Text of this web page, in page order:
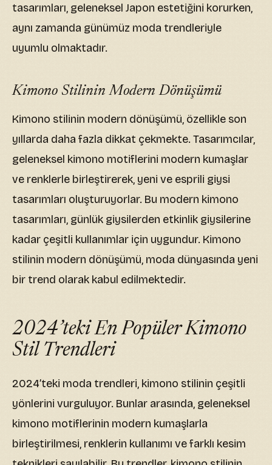
tasarımları, geleneksel Japon estetiğini korurken,
aynı zamanda günümüz moda trendleriyle
uyumlu olmaktadır.
Kimono Stilinin Modern Dönüşümü
Kimono stilinin modern dönüşümü, özellikle son
yıllarda daha fazla dikkat çekmekte. Tasarımcılar,
geleneksel kimono motiflerini modern kumaşlar
ve renklerle birleştirerek, yeni ve esprili giysi
tasarımları oluşturuyorlar. Bu modern kimono
tasarımları, günlük giysilerden etkinlik giysilerine
kadar çeşitli kullanımlar için uygundur. Kimono
stilinin modern dönüşümü, moda dünyasında yeni
bir trend olarak kabul edilmektedir.
2024’teki En Popüler Kimono
Stil Trendleri
2024’teki moda trendleri, kimono stilinin çeşitli
yönlerini vurguluyor. Bunlar arasında, geleneksel
kimono motiflerinin modern kumaşlarla
birleştirilmesi, renklerin kullanımı ve farklı kesim